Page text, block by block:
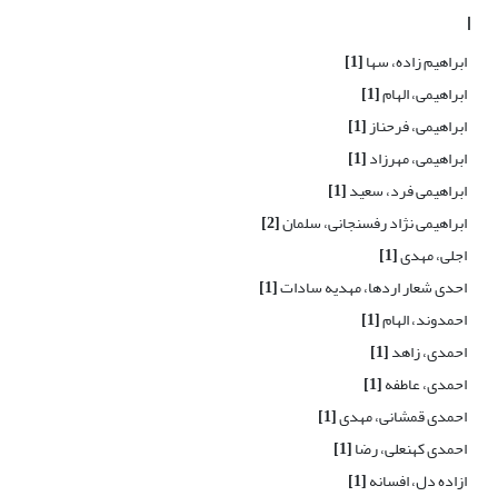
ا
ابراهیم زاده، سها[1]
ابراهیمی، الهام[1]
ابراهیمی، فرحناز[1]
ابراهیمی، مهرزاد[1]
ابراهیمی فرد، سعید[1]
ابراهیمی نژاد رفسنجانی، سلمان[2]
اجلی، مهدی[1]
احدی شعار اردها، مهدیه سادات[1]
احمدوند، الهام[1]
احمدی، زاهد[1]
احمدی، عاطفه[1]
احمدی قمشانی، مهدی[1]
احمدی کهنعلی، رضا[1]
ازاده دل، افسانه[1]